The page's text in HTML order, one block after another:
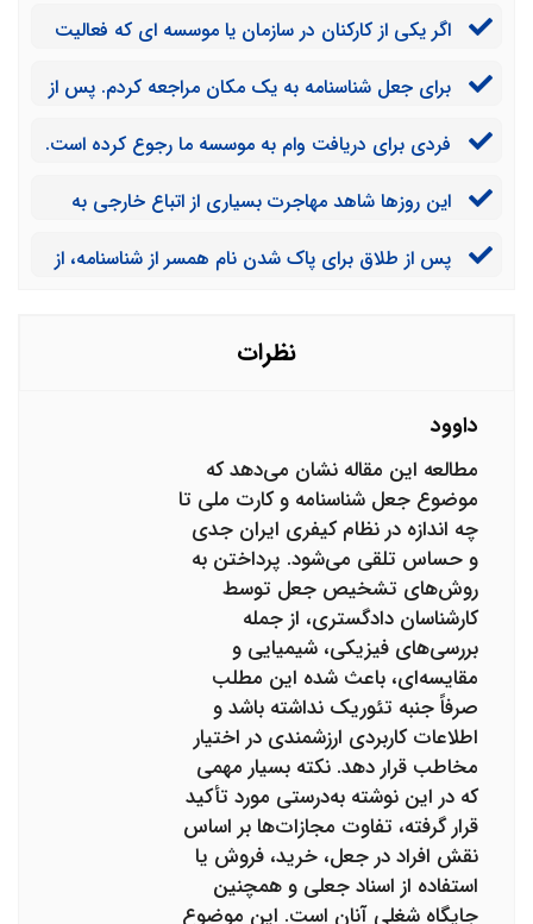
اگر یکی از کارکنان در سازمان یا موسسه ای که فعالیت
نماید، چه مجازاتی خواهد داشت؟
برای جعل شناسنامه به یک مکان مراجعه کردم. پس از
در محل شدم. بلافاصله محل رو ترک کردم و مدارک جعل
فردی برای دریافت وام به موسسه ما رجوع کرده است.
توان به جعلی بودن این مدارک پی برد؟
این روزها شاهد مهاجرت بسیاری از اتباع خارجی به
شناسنامه یا کارت ملی برای اتباع خارجی که در کشور ما
پس از طلاق برای پاک شدن نام همسر از شناسنامه، از
همین دلیل اقدام به جعل شناسنامه کردم. مجازات این امر
نظرات
داوود
مطالعه این مقاله نشان می‌دهد که
موضوع جعل شناسنامه و کارت ملی تا
چه اندازه در نظام کیفری ایران جدی
و حساس تلقی می‌شود. پرداختن به
روش‌های تشخیص جعل توسط
کارشناسان دادگستری، از جمله
بررسی‌های فیزیکی، شیمیایی و
مقایسه‌ای، باعث شده این مطلب
صرفاً جنبه تئوریک نداشته باشد و
اطلاعات کاربردی ارزشمندی در اختیار
مخاطب قرار دهد. نکته بسیار مهمی
که در این نوشته به‌درستی مورد تأکید
قرار گرفته، تفاوت مجازات‌ها بر اساس
نقش افراد در جعل، خرید، فروش یا
استفاده از اسناد جعلی و همچنین
جایگاه شغلی آنان است. این موضوع